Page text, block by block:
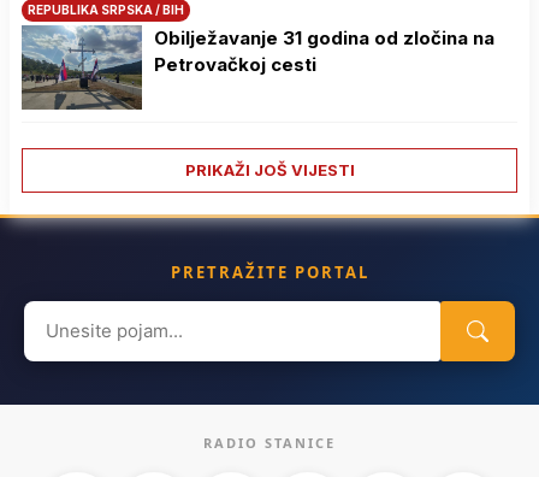
REPUBLIKA SRPSKA / BIH
Obilježavanje 31 godina od zločina na
Petrovačkoj cesti
PRIKAŽI JOŠ VIJESTI
PRETRAŽITE PORTAL
Search
for:
RADIO STANICE